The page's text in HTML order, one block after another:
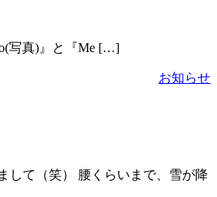
写真)』と『Me […]
お知らせ
して（笑） 腰くらいまで、雪が降